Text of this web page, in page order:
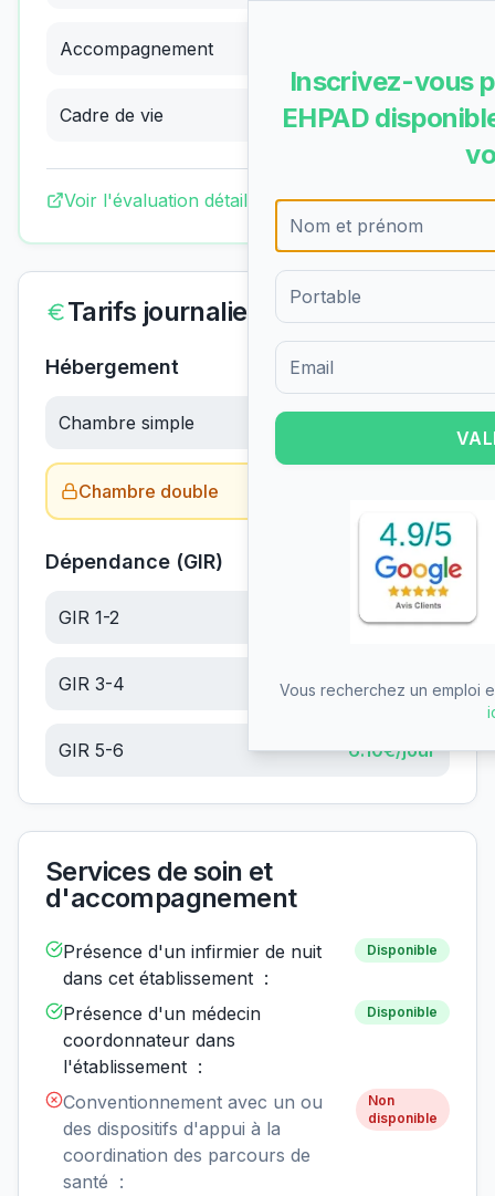
Accompagnement
Cadre de vie 3.75/4(Excellent)
Voir l'évaluation détaillée complète
Tarifs journaliers
Hébergement
Chambre simple
Chambre double
Dépendance (GIR)
GIR 1-2 6.10€/jour
GIR 3-4 6.10€/jour
GIR 5-6 6.10€/jour
Services de soin et
d'accompagnement
Présence d'un infirmier de nuit
dans cet établissement :
Disponible
Présence d'un médecin
coordonnateur dans
l'établissement :
Disponible
Conventionnement avec un ou
des dispositifs d'appui à la
coordination des parcours de
santé :
Non
disponible
Inscrivez-vous
EHPAD
Formulaire d'inscription pour
Vous recherchez un emploi